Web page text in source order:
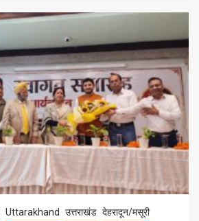
Uttarakhand उत्तराखंड देहरादून/मसूरी